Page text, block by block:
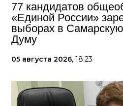
77 кандидатов
«Единой России»
выборах в
Думу
05 августа 2026, 18:23